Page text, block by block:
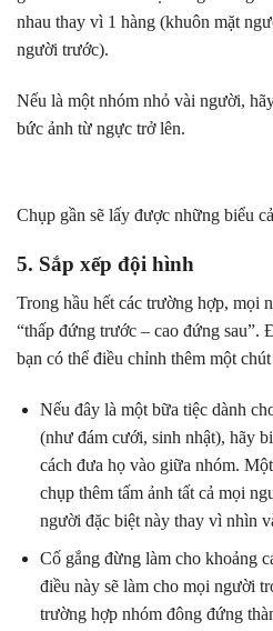
nhau thay vì 1 hàng (khuôn mặt
người trước).
Nếu là một nhóm nhỏ vài người,
bức ảnh từ ngực trở lên.
Chụp gần sẽ lấy được những biểu
5. Sắp xếp đội hình
Trong hầu hết các trường hợp, mọi
“thấp đứng trước – cao đứng sau”.
bạn có thể điều chỉnh thêm một
Nếu đây là một bữa tiệc dành
(như đám cưới, sinh nhật), hãy
cách đưa họ vào giữa nhóm.
chụp thêm tấm ảnh tất cả mọi
người đặc biệt này thay vì nhìn
Cố gắng đừng làm cho khoảng
điều này sẽ làm cho mọi người
trường hợp nhóm đông đứng